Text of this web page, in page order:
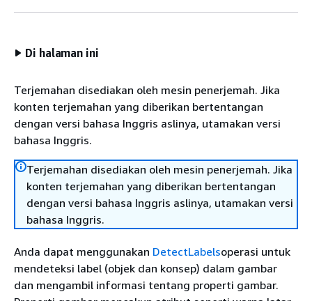
Di halaman ini
Terjemahan disediakan oleh mesin penerjemah. Jika
konten terjemahan yang diberikan bertentangan
dengan versi bahasa Inggris aslinya, utamakan versi
bahasa Inggris.
Terjemahan disediakan oleh mesin penerjemah. Jika
konten terjemahan yang diberikan bertentangan
dengan versi bahasa Inggris aslinya, utamakan versi
bahasa Inggris.
Anda dapat menggunakan DetectLabelsoperasi untuk
mendeteksi label (objek dan konsep) dalam gambar
dan mengambil informasi tentang properti gambar.